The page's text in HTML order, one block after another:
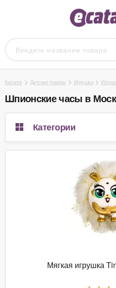
Каталог Детские товары Игрушки
Шпионские часы в
Категории
Мягкая игрушка